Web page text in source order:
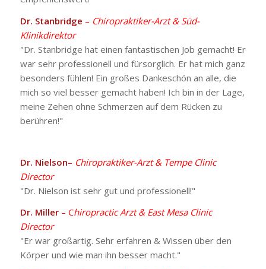
Dr. Stanbridge – Chiropraktiker-Arzt & Süd-
Klinikdirektor
"Dr. Stanbridge hat einen fantastischen Job gemacht! Er
war sehr professionell und fürsorglich. Er hat mich ganz
besonders fühlen! Ein großes Dankeschön an alle, die
mich so viel besser gemacht haben! Ich bin in der Lage,
meine Zehen ohne Schmerzen auf dem Rücken zu
berühren!"
Dr. Nielson– Chiropraktiker-Arzt & Tempe Clinic
Director
"Dr. Nielson ist sehr gut und professionell!"
Dr. Miller– Chiropractic Arzt & East Mesa Clinic
Director
"Er war großartig. Sehr erfahren & Wissen über den
Körper und wie man ihn besser macht."